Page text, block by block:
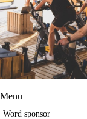
Menu
Word sponsor